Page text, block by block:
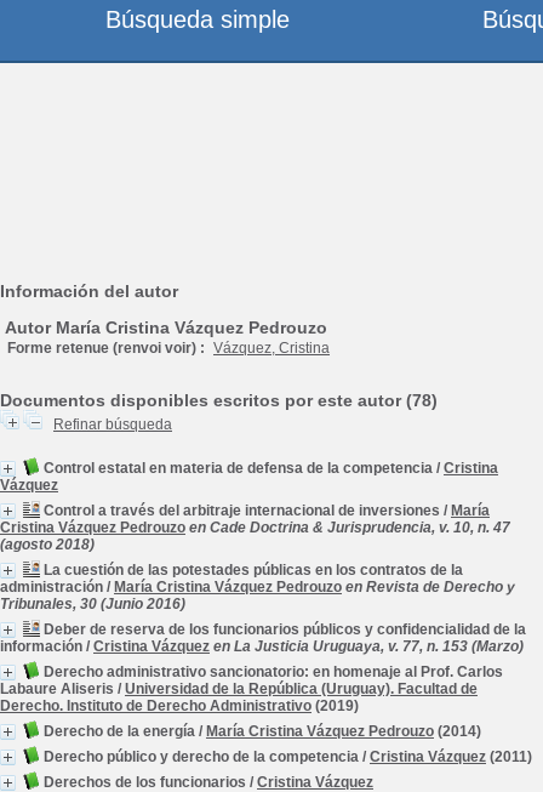
Información del autor
Autor María Cristina Vázquez Pedrouzo
Forme retenue (renvoi voir) : Vázquez, Cristina
Documentos disponibles escritos por este autor (78)
Refinar búsqueda
Control estatal en materia de defensa de la competencia / Cristina
Vázquez
Control a través del arbitraje internacional de inversiones / María
Cristina Vázquez Pedrouzo en Cade Doctrina & Jurisprudencia, v. 10, n. 47
(agosto 2018)
La cuestión de las potestades públicas en los contratos de la
administración / María Cristina Vázquez Pedrouzo en Revista de Derecho y
Tribunales, 30 (Junio 2016)
Deber de reserva de los funcionarios públicos y confidencialidad de la
información / Cristina Vázquez en La Justicia Uruguaya, v. 77, n. 153 (Marzo)
Derecho administrativo sancionatorio: en homenaje al Prof. Carlos
Labaure Aliseris / Universidad de la República (Uruguay). Facultad de
Derecho. Instituto de Derecho Administrativo (2019)
Derecho de la energía / María Cristina Vázquez Pedrouzo (2014)
Derecho público y derecho de la competencia / Cristina Vázquez (2011)
Derechos de los funcionarios / Cristina Vázquez
Búsqueda simple